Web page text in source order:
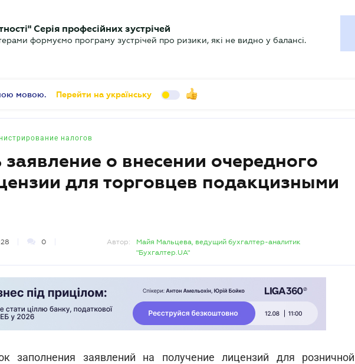
Аналитика Календарь Актуально
Серія професійних зустрічей
формуємо програму зустрічей про ризики, які не видно у балансі.
мовою. Перейти на українську
налогов
о внесении очередного
для торговцев подакцизными
0 Автор:
Майя Мальцева, ведущий бухгалтер-аналитик
"Бухгалтер.UA"
заполнения заявлений на получение лицензий для розничной